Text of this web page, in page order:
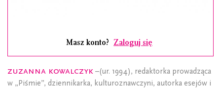
Masz konto? Zaloguj się
Zuzanna Kowalczyk –(ur. 1994), redaktorka prowadząca
w „Piśmie”, dziennikarka, kulturoznawczyni, autorka esejów i